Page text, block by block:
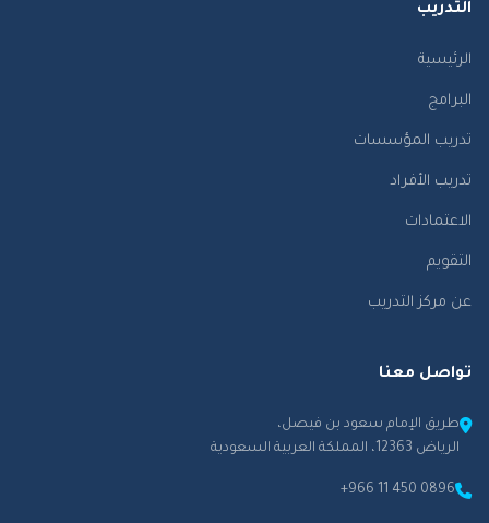
التدريب
الرئيسية
البرامج
تدريب المؤسسات
تدريب الأفراد
الاعتمادات
التقويم
عن مركز التدريب
تواصل معنا
طريق الإمام سعود بن فيصل،
الرياض 12363، المملكة العربية السعودية
+966 11 450 0896